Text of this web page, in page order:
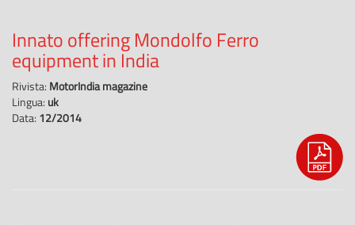
Innato offering Mondolfo Ferro
equipment in India
Rivista: MotorIndia magazine
Lingua: uk
Data: 12/2014